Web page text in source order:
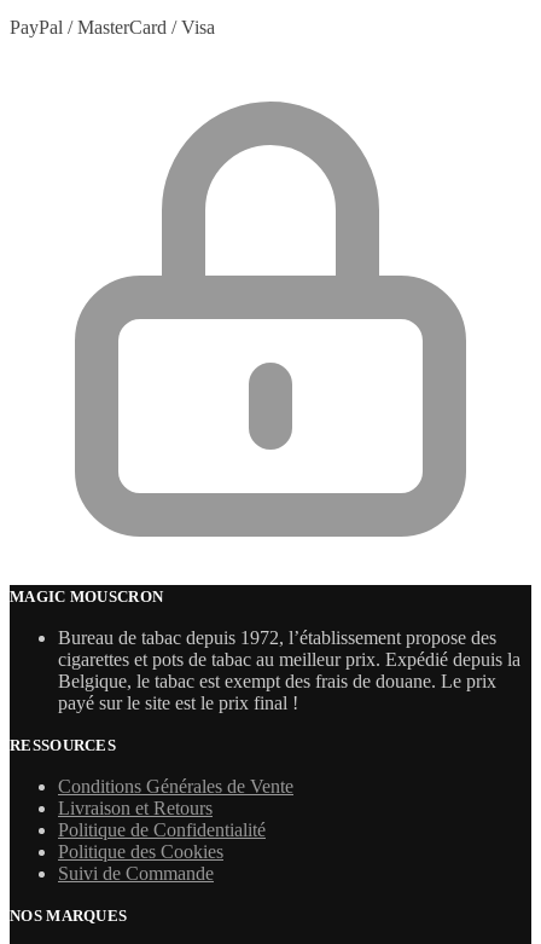
PayPal / MasterCard / Visa
MAGIC MOUSCRON
Bureau de tabac depuis 1972, l’établissement propose des
cigarettes et pots de tabac au meilleur prix. Expédié depuis la
Belgique, le tabac est exempt des frais de douane. Le prix
payé sur le site est le prix final !
RESSOURCES
Conditions Générales de Vente
Livraison et Retours
Politique de Confidentialité
Politique des Cookies
Suivi de Commande
NOS MARQUES